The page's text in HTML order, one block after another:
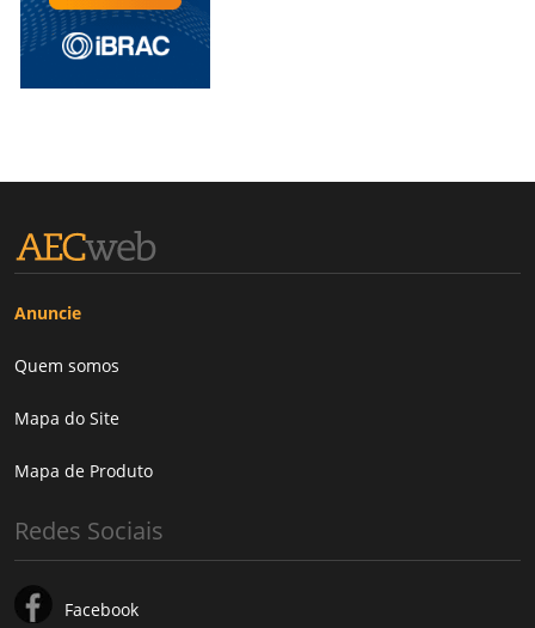
Anuncie
Quem somos
Mapa do Site
Mapa de Produto
Redes Sociais
Facebook